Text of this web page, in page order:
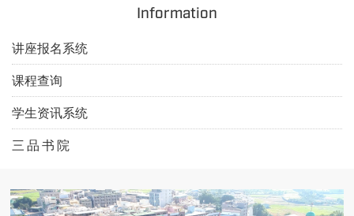
Information
讲座报名系统
课程查询
学生资讯系统
三 品 书 院